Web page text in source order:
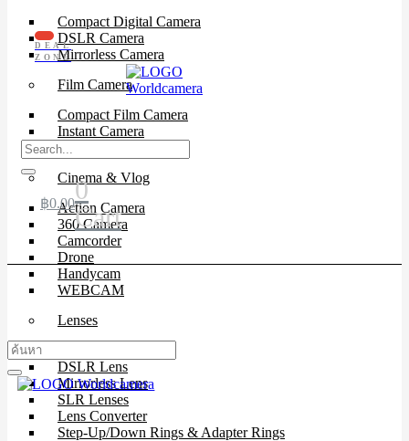
Compact Digital Camera
DSLR Camera
Mirrorless Camera
Film Camera
Compact Film Camera
Instant Camera
SLR Camera
Cinema & Vlog
Action Camera
360 Camera
Camcorder
Drone
Handycam
WEBCAM
Lenses
DSLR Lens
Mirrorless Lens
SLR Lenses
Lens Converter
Step-Up/Down Rings & Adapter Rings
DEAL
ZONE
฿0.000
Cart